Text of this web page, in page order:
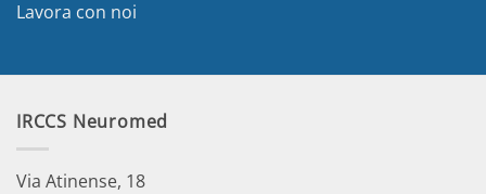
Lavora con noi
IRCCS Neuromed
Via Atinense, 18